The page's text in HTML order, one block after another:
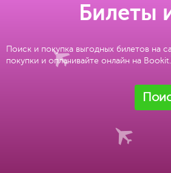
Билеты
Поиск и покупка выгодных билетов на
покупки и оплачивайте онлайн на